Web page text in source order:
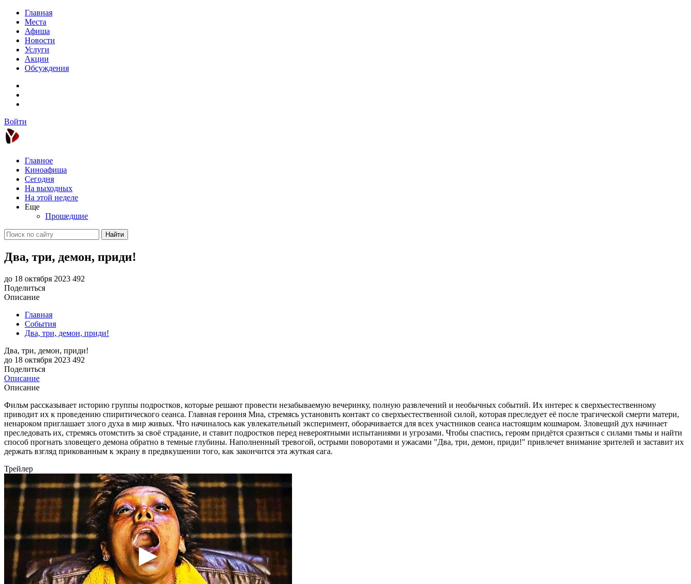
Главная
Места
Афиша
Новости
Услуги
Акции
Обсуждения
Войти
Главное
Киноафиша
Сегодня
На выходных
На этой неделе
Еще
Прошедшие
Найти
Два, три, демон, приди!
до 18 октября 2023 492
Поделиться
Описание
Главная
События
Два, три, демон, приди!
Два, три, демон, приди!
до 18 октября 2023 492
Поделиться
Описание
Описание
Фильм рассказывает историю группы подростков, которые решают провести незабываемую вечеринку, полную развлечений и необычных событий. Их интерес к сверхъестественному
приводит их к проведению спиритического сеанса. Главная героиня Миа, стремясь установить контакт со сверхъестественной силой, которая преследует её после трагической смерти матери,
ненароком приглашает злого духа в мир живых. Что начиналось как увлекательный эксперимент, оборачивается для всех участников сеанса настоящим кошмаром. Зловещий дух начинает
преследовать их, стремясь отомстить за своё страдание, и ставит подростков перед невероятными испытаниями и угрозами. Чтобы спастись, героям придётся сразиться с силами тьмы и найти
способ прогнать зловещего демона обратно в темные глубины. Наполненный тревогой, острыми поворотами и ужасами "Два, три, демон, приди!" привлечет внимание зрителей и заставит их
держать взгляд прикованным к экрану в предвкушении того, как закончится эта жуткая сага.
Трейлер